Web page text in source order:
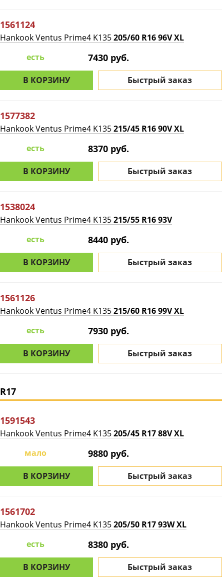
1561124
Hankook Ventus Prime4 K135205/60 R16 96V XL
есть
7430 руб.
В КОРЗИНУ Быстрый заказ
1577382
Hankook Ventus Prime4 K135215/45 R16 90V XL
есть
8370 руб.
В КОРЗИНУ Быстрый заказ
1538024
Hankook Ventus Prime4 K135215/55 R16 93V
есть
8440 руб.
В КОРЗИНУ Быстрый заказ
1561126
Hankook Ventus Prime4 K135215/60 R16 99V XL
есть
7930 руб.
В КОРЗИНУ Быстрый заказ
R17
1591543
Hankook Ventus Prime4 K135205/45 R17 88V XL
мало
9880 руб.
В КОРЗИНУ Быстрый заказ
1561702
Hankook Ventus Prime4 K135205/50 R17 93W XL
есть
8380 руб.
В КОРЗИНУ Быстрый заказ